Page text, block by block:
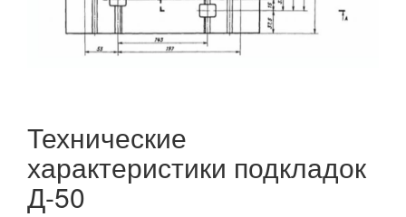
Технические
характеристики подкладок
Д-50